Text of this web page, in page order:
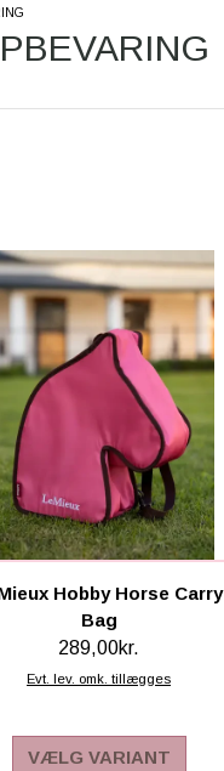
Hobby Horse Carry
Bag
289,00kr.
Evt. lev. omk. tillægges
VÆLG VARIANT